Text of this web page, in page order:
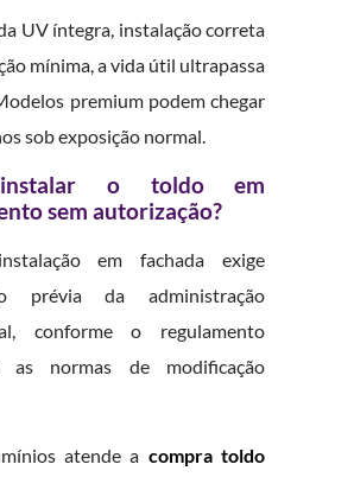
UV íntegra, instalação correta
mínima, a vida útil ultrapassa
premium podem chegar
sob exposição normal.
instalar o toldo em
sem autorização?
em fachada exige
prévia da administração
conforme o regulamento
normas de modificação
atende a compra toldo